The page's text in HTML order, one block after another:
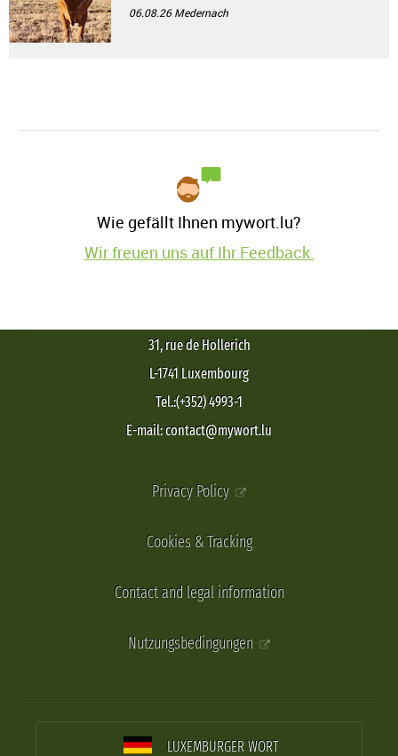
06.08.26Medernach
Wie gefällt Ihnen mywort.lu?
Wir freuen uns auf Ihr Feedback.
31, rue de Hollerich
L-1741 Luxembourg
Tel.:(+352) 4993-1
E-mail: contact@mywort.lu
Privacy Policy
Cookies & Tracking
Contact and legal information
Nutzungsbedingungen
LUXEMBURGER WORT